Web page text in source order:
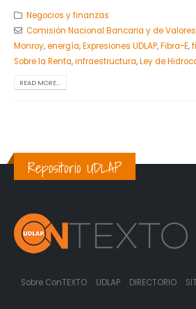
Negocios y finanzas
Comisión Nacional Bancaria y de Valores
Monroy,energía,Expresiones UDLAP,Fibra-E,
Sobre la Renta,infraestructura,Ley de
READ MORE...
Repositorio UDLAP
Sobre ConTEXTO UDLAP DIRECTORIO